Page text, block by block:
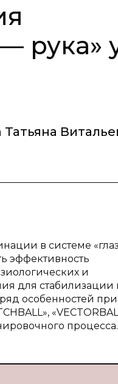
рука»
в системе
эффективность
и
для стабилизации
особенностей при
процесса.